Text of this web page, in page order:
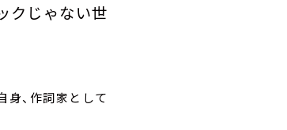
クじゃない世
、作詞家として